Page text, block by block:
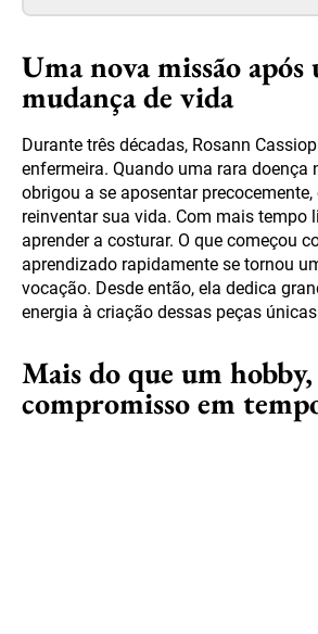
Uma nova missão após
mudança de vida
Durante três décadas, Rosann
enfermeira. Quando uma rara doença
obrigou a se aposentar precocemente,
reinventar sua vida. Com mais tempo
aprender a costurar. O que começou
aprendizado rapidamente se tornou
vocação. Desde então, ela dedica
energia à criação dessas peças
Mais do que um
compromisso em